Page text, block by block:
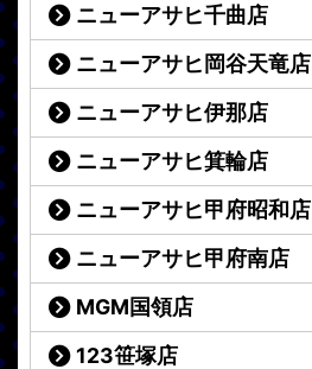
ニューアサヒ千曲店
ニューアサヒ岡谷天竜店
ニューアサヒ伊那店
ニューアサヒ箕輪店
ニューアサヒ甲府昭和店
ニューアサヒ甲府南店
MGM国領店
123笹塚店